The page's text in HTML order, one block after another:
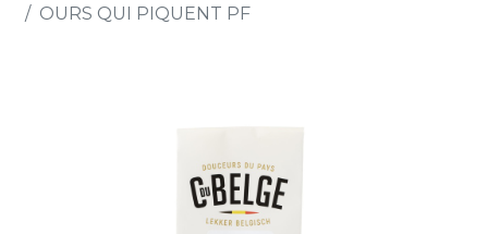
OURS QUI PIQUENT PF